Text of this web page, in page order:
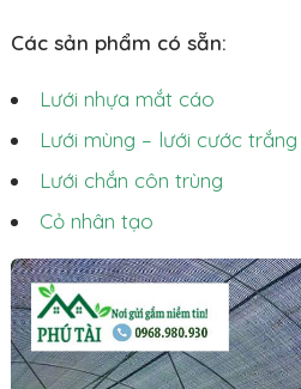
Các sản phẩm có sẵn:
Lưới nhựa mắt cáo
Lưới mùng – lưới cước trắng
Lưới chắn côn trùng
Cỏ nhân tạo